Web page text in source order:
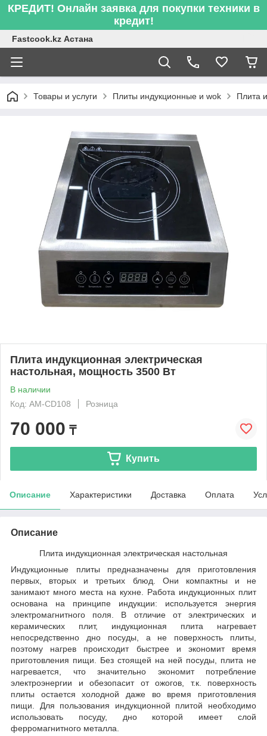
КРЕДИТ! Онлайн заявка для покупки техники в
кредит!
Fastcook.kz Астана
Товары и услуги Плиты индукционные и wok Плита
Плита индукционная электрическая
настольная, мощность 3500 Вт
В наличии
Код: AM-CD108
Розница
70 000 ₸
Купить
Описание Характеристики Доставка Оплата
Описание
Плита индукционная электрическая настольная
Индукционные плиты предназначены для приготовления
первых, вторых и третьих блюд. Они компактны и не
занимают много места на кухне. Работа индукционных плит
основана на принципе индукции: используется энергия
электромагнитного поля. В отличие от электрических и
керамических плит, индукционная плита нагревает
непосредственно дно посуды, а не поверхность плиты,
поэтому нагрев происходит быстрее и экономит время
приготовления пищи. Без стоящей на ней посуды, плита не
нагревается, что значительно экономит потребление
электроэнергии и обезопасит от ожогов, т.к. поверхность
плиты остается холодной даже во время приготовления
пищи. Для пользования индукционной плитой необходимо
использовать посуду, дно которой имеет слой
ферромагнитного металла.